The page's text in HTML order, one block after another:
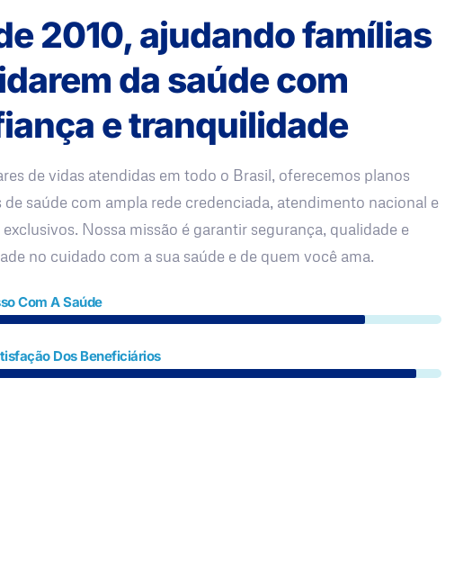
2010, ajudando famílias
da saúde com
e tranquilidade
de vidas atendidas em todo o Brasil, oferecemos planos
saúde com ampla rede credenciada, atendimento nacional e
Nossa missão é garantir segurança, qualidade e
no cuidado com a sua saúde e de quem você ama.
Com A Saúde
Dos Beneficiários